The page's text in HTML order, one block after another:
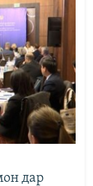
дар